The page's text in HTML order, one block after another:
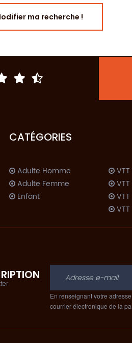
ma recherche !
CATÉGORIES
Adulte Homme
Adulte Femme
Enfant
Route
En renseignant votre
courrier électronique de la